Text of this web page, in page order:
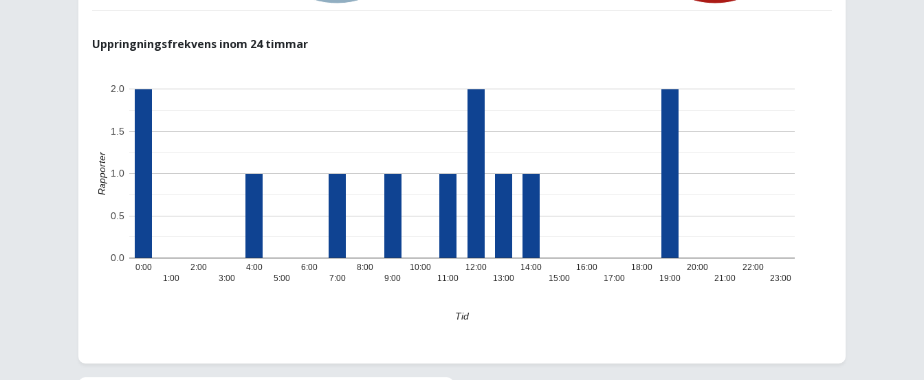
Uppringningsfrekvens inom 24 timmar
0:00
1:00
2:00
3:00
4:00
5:00
6:00
7:00
8:00
9:00
10:00
11:00
12:00
13:00
14:00
15:00
16:00
17:00
18:00
19:00
20:00
21:00
22:00
23:00
0.0
0.5
1.0
1.5
2.0
Tid
Rapporter